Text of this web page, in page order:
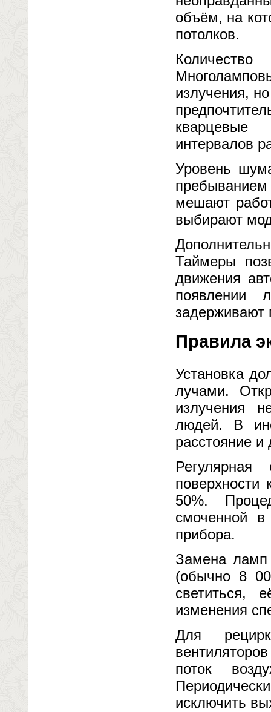
объём, на
потолков.
излучения,
кварцевые
интервалов
Уровень
мешают
выбирают
Таймеры
движения
появлении
задерживают
Правила
Установка
лучами.
излучения
людей. В
расстояние
50%.
смоченной в
прибора.
Замена ламп
(обычно 8
светиться,
изменения
Для
поток
исключить